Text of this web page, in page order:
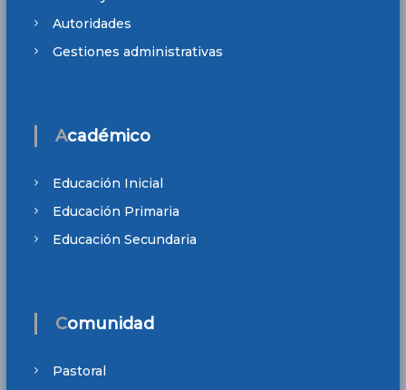
Autoridades
Gestiones administrativas
Académico
Educación Inicial
Educación Primaria
Educación Secundaria
Comunidad
Pastoral